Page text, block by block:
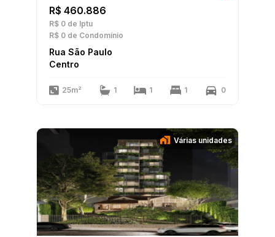
R$ 460.886
R$ 0 de Iptu
R$ 0 de Condomínio
Rua São Paulo
Centro
25m² 1 1 1 0
Várias unidades